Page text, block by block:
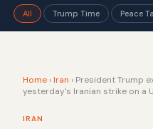
All Trump Time Peace
Home ›Iran › President Trump
yesterday's Iranian strike on a
IRAN